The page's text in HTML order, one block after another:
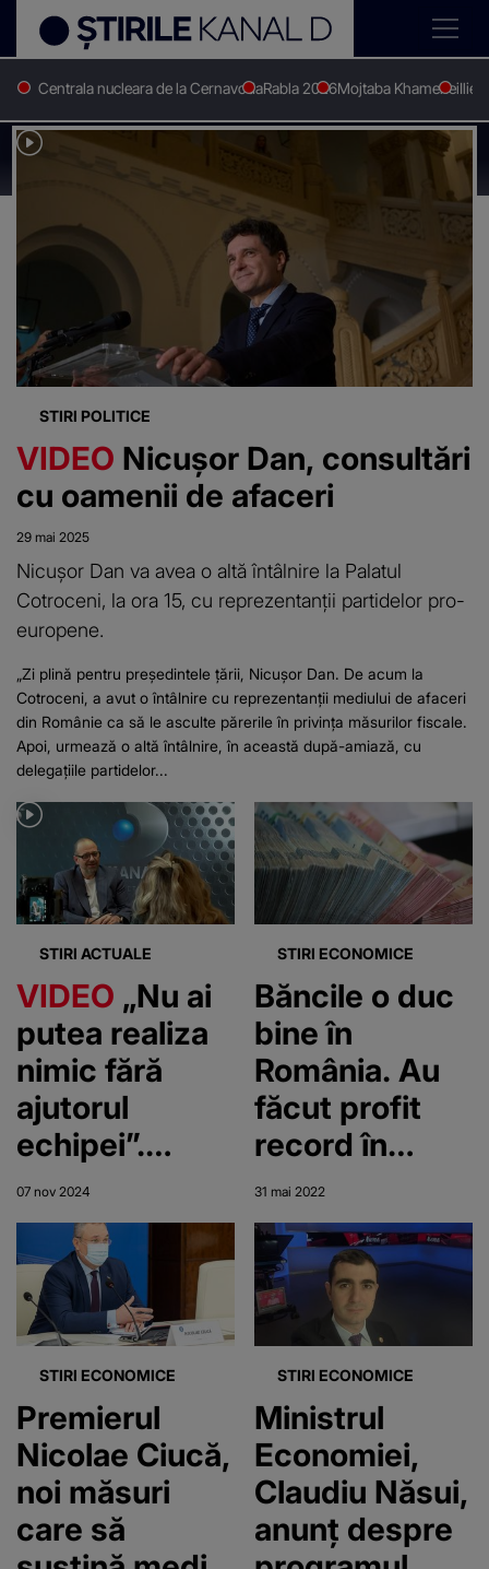
Centrala nucleara de la CernavodaRabla 2026Mojtaba KhameneiIlie
Stirile Kanal D Mediul de afaceri
Știri despre "Mediul de afaceri"
STIRI POLITICE
VIDEO Nicușor Dan, consultări
cu oamenii de afaceri
29 mai 2025
Nicușor Dan va avea o altă întâlnire la Palatul
Cotroceni, la ora 15, cu reprezentanții partidelor pro-
europene.
„Zi plină pentru președintele țării, Nicușor Dan. De acum la
Cotroceni, a avut o întâlnire cu reprezentanții mediului de afaceri
din Românie ca să le asculte părerile în privința măsurilor fiscale.
Apoi, urmează o altă întâlnire, în această după-amiază, cu
delegațiile partidelor...
STIRI ACTUALE
VIDEO „Nu ai
putea realiza
nimic fără
ajutorul
echipei”.
Eveniment
dedicat
oamenilor de
afaceri
07 nov 2024
STIRI ECONOMICE
Băncile o duc
bine în
România. Au
făcut profit
record în
2022
31 mai 2022
STIRI ECONOMICE
Premierul
Nicolae Ciucă,
noi măsuri
care să
STIRI ECONOMICE
Ministrul
Economiei,
Claudiu Năsui,
anunț despre